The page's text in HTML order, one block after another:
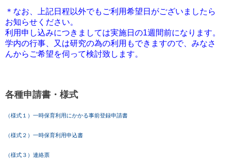
＊なお、上記日程以外でもご利用希望日がございましたら
お知らせください。
利用申し込みにつきましては実施日の1週間前になります。
学内の行事、又は研究の為の利用もできますので、みなさ
んからご希望を伺って検討致します。
各種申請書・様式
（様式１）一時保育利用にかかる事前登録申請書
（様式２）一時保育利用申込書
（様式３）連絡票